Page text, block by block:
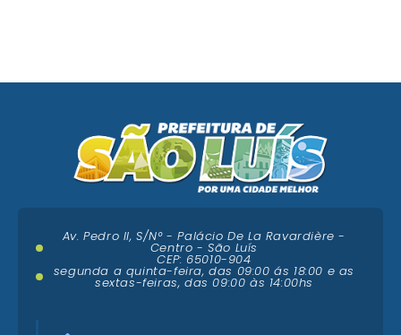
Av. Pedro II, S/N° - Palácio De La Ravardière -
Centro - São Luís
CEP: 65010-904
segunda a quinta-feira, das 09:00 ás 18:00 e as
sextas-feiras, das 09:00 às 14:00hs